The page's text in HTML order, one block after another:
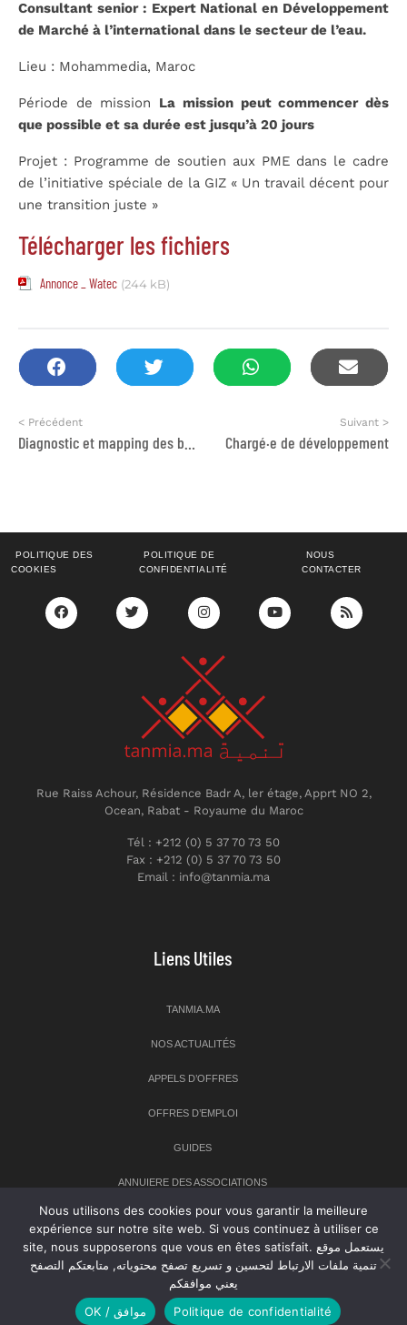
Consultant senior : Expert National en Développement
de Marché à l’international dans le secteur de l’eau.
Lieu : Mohammedia, Maroc
Période de mission La mission peut commencer dès
que possible et sa durée est jusqu’à 20 jours
Projet : Programme de soutien aux PME dans le cadre
de l’initiative spéciale de la GIZ « Un travail décent pour
une transition juste »
Télécharger les fichiers
Annonce _ Watec (244 kB)
< Précédent Suivant >
Chargé·e de développement
POLITIQUE DES
COOKIES
POLITIQUE DE
CONFIDENTIALITÉ
NOUS
CONTACTER
Rue Raiss Achour, Résidence Badr A, ler étage, Apprt NO 2,
Ocean, Rabat - Royaume du Maroc
Tél : +212 (0) 5 37 70 73 50
Fax : +212 (0) 5 37 70 73 50
Email : info@tanmia.ma
Liens Utiles
TANMIA.MA
NOS ACTUALITÉS
APPELS D’OFFRES
OFFRES D’EMPLOI
GUIDES
ANNUIERE DES ASSOCIATIONS
Newsletter
Inscrivez-vous à notre newsletter pour recevoir les dernières
nouvelles sur TANMIA
Nous utilisons des cookies pour vous garantir la meilleure
expérience sur notre site web. Si vous continuez à utiliser ce
site, nous supposerons que vous en êtes satisfait. يستعمل موقع
تنمية ملفات الارتباط لتحسين و تسريع تصفح محتوياته, متابعتكم التصفح
يعني موافقكم
OK / موافق
Politique de confidentialité